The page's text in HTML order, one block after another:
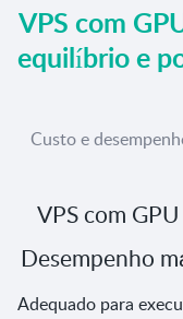
VPS com
equilíbrio e
Custo e
VPS com
Desempenho
Adequado para